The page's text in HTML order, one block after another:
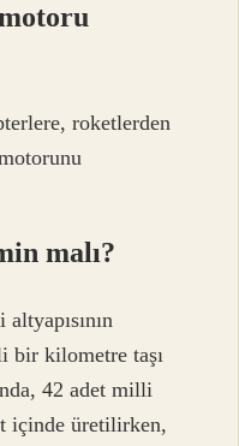
roketlerden
malı?
bir kilometre taşı
42 adet milli
içinde üretilirken,